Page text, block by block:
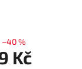
–40 %
Kč